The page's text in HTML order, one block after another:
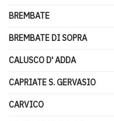
BREMBATE
BREMBATE DI SOPRA
CALUSCO D' ADDA
CAPRIATE S. GERVASIO
CARVICO